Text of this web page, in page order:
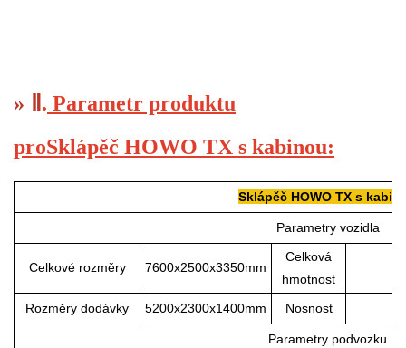
» . Parametr produktu
proSklápěč HOWO TX s kabinou:
Sklápěč HOWO TX s
Parametry vozidla
Celkové rozměry 7600x2500x3350mm
Celková
hmotnost
Rozměry dodávky
5200x2300x1400mm Nosnost
Parametry podvozku